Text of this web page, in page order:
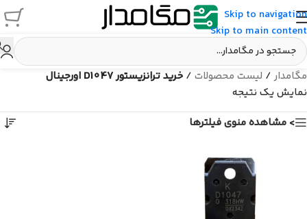
Skip to navigation
Skip to main content
مگامدار/ لیست محصولات / خرید ترانزیستور D1047 اورجینال
نمایش یک نتیجه
> مشاهده منوی فیلترها